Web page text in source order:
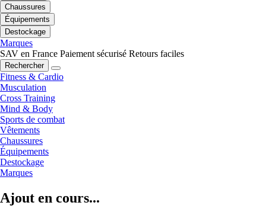
Chaussures
Équipements
Destockage
Marques
SAV en France Paiement sécurisé Retours faciles
Rechercher
Fitness & Cardio
Musculation
Cross Training
Mind & Body
Sports de combat
Vêtements
Chaussures
Équipements
Destockage
Marques
Ajout en cours...